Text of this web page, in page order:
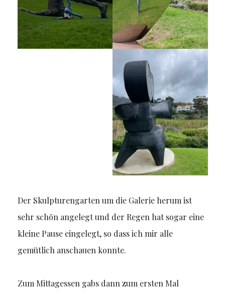
Der Skulpturengarten um die Galerie herum ist
sehr schön angelegt und der Regen hat sogar eine
kleine Pause eingelegt, so dass ich mir alle
gemütlich anschauen konnte.
Zum Mittagessen gabs dann zum ersten Mal